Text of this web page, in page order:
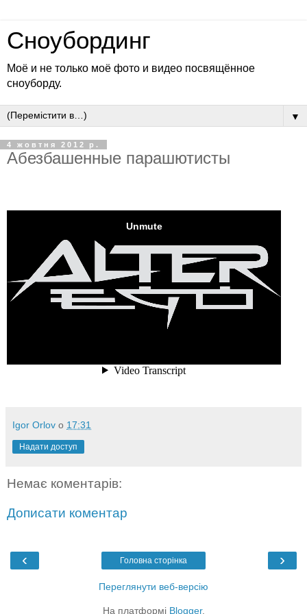
Сноубординг
Моё и не только моё фото и видео посвящённое
сноуборду.
▼
4 жовтня 2012 р.
Абезбашенные парашютисты
Igor Orlov о 17:31
Надати доступ
Немає коментарів:
Дописати коментар
‹ ›
Головна сторінка
Переглянути веб-версію
На платформі Blogger.